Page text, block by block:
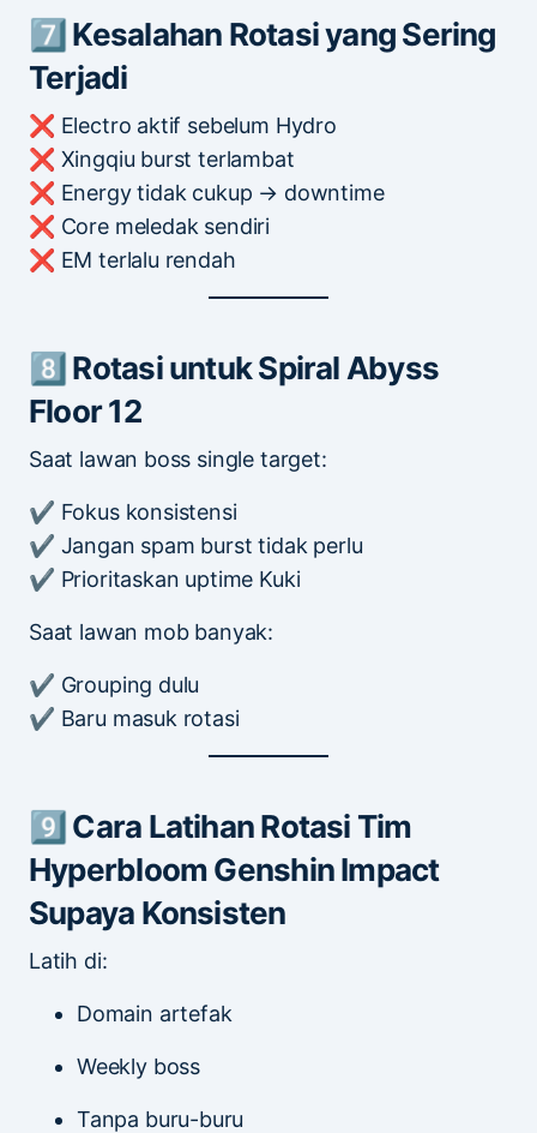
7️⃣ Kesalahan Rotasi yang Sering
Terjadi
❌ Electro aktif sebelum Hydro
❌ Xingqiu burst terlambat
❌ Energy tidak cukup → downtime
❌ Core meledak sendiri
❌ EM terlalu rendah
8️⃣ Rotasi untuk Spiral Abyss
Floor 12
Saat lawan boss single target:
✔ Fokus konsistensi
✔ Jangan spam burst tidak perlu
✔ Prioritaskan uptime Kuki
Saat lawan mob banyak:
✔ Grouping dulu
✔ Baru masuk rotasi
9️⃣ Cara Latihan Rotasi Tim
Hyperbloom Genshin Impact
Supaya Konsisten
Latih di:
Domain artefak
Weekly boss
Tanpa buru-buru